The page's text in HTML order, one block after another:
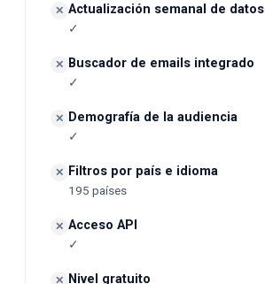
✕ Actualización semanal de datos
✓
✕ Buscador de emails integrado
✓
✕ Demografía de la audiencia
✓
✕ Filtros por país e idioma
195 países
✕ Acceso API
✓
✕ Nivel gratuito